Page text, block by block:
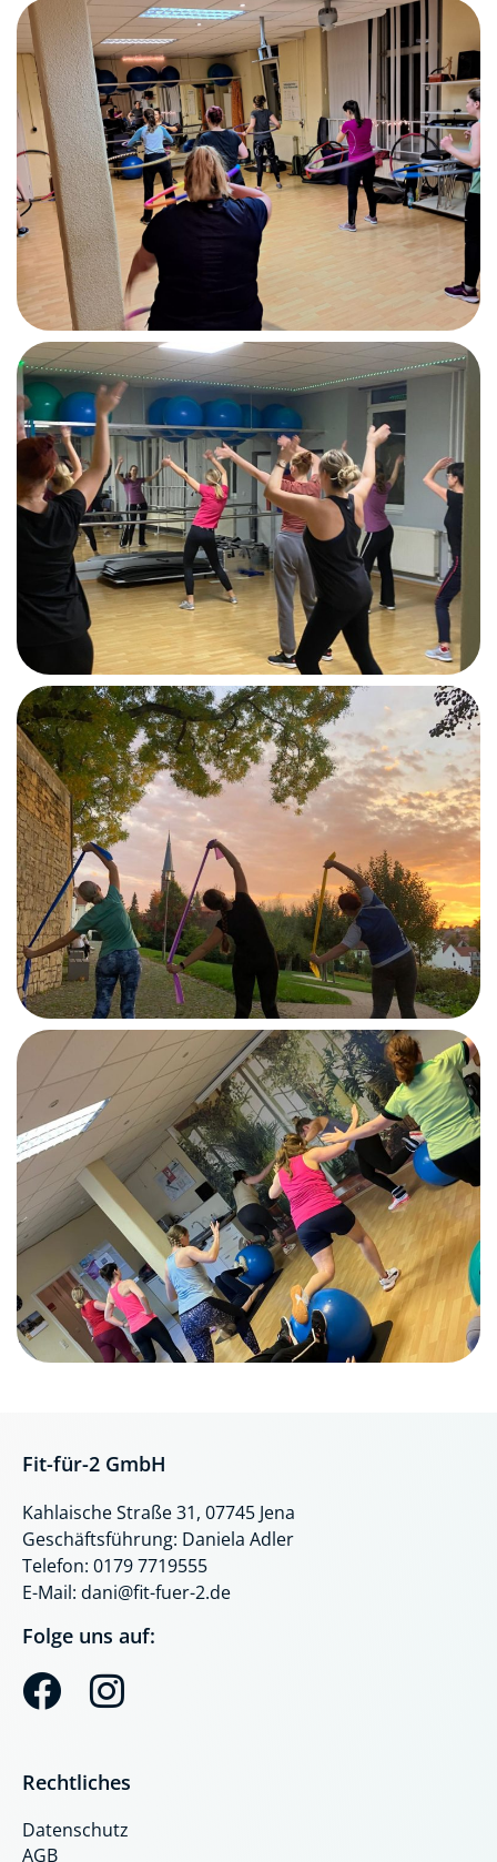
Fit-für-2 GmbH
Kahlaische Straße 31, 07745 Jena
Geschäftsführung: Daniela Adler
Telefon: 0179 7719555
E-Mail: dani@fit-fuer-2.de
Folge uns auf:
F
a
c
e
b
I
s
t
a
Rechtliches
Datenschutz
AGB